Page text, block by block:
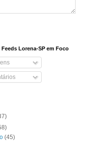
Lorena-SP em Foco
(45)